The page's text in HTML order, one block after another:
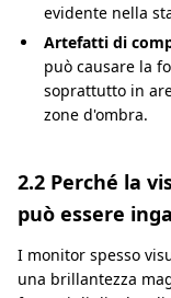
evidente nella
Artefatti di
può causare la
soprattutto in
zone d'ombra.
2.2 Perché la
può essere
I monitor spesso
una brillantezza